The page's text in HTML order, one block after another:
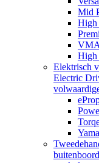
Mid
High
High
Elektrisch
Electric